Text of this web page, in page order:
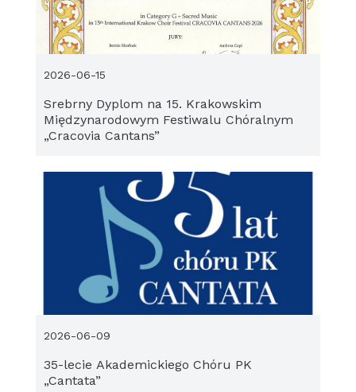
Srebrny Dyplom na 15. Krakowskim
Międzynarodowym Festiwalu Chóralnym
„Cracovia Cantans”
2026-06-15
35-lecie Akademickiego Chóru PK
„Cantata”
2026-06-09